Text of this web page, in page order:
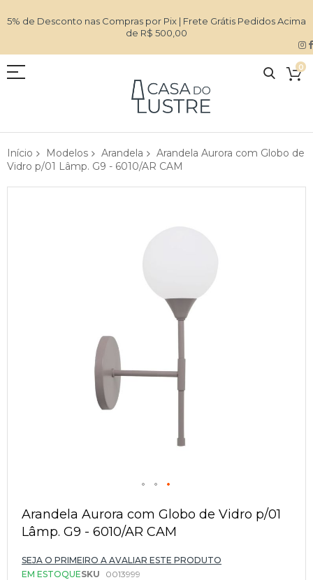
5% de Desconto nas Compras por Pix | Frete Grátis Pedidos Acima
de R$ 500,00
0
Início Modelos Arandela
Arandela Aurora com Globo de
Vidro p/01 Lâmp. G9 - 6010/AR CAM
para
o
início
Galeria
de
Arandela Aurora com Globo de Vidro p/01
Lâmp. G9 - 6010/AR CAM
SEJA O PRIMEIRO A AVALIAR ESTE PRODUTO
EM ESTOQUESKU 0013999